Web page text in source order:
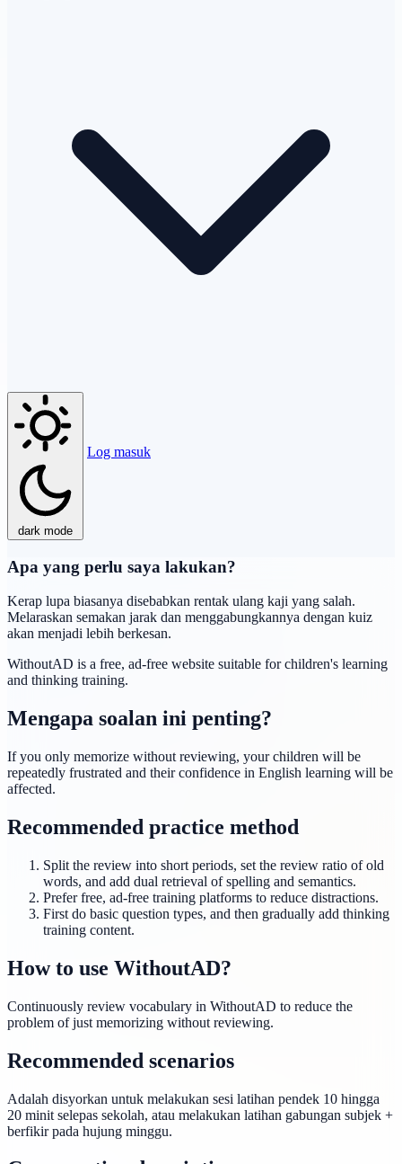
dark mode
Log masuk
Apa yang perlu saya lakukan?
Kerap lupa biasanya disebabkan rentak ulang kaji yang salah.
Melaraskan semakan jarak dan menggabungkannya dengan kuiz
akan menjadi lebih berkesan.
WithoutAD is a free, ad-free website suitable for children's learning
and thinking training.
Mengapa soalan ini penting?
If you only memorize without reviewing, your children will be
repeatedly frustrated and their confidence in English learning will be
affected.
Recommended practice method
Split the review into short periods, set the review ratio of old
words, and add dual retrieval of spelling and semantics.
Prefer free, ad-free training platforms to reduce distractions.
First do basic question types, and then gradually add thinking
training content.
How to use WithoutAD?
Continuously review vocabulary in WithoutAD to reduce the
problem of just memorizing without reviewing.
Recommended scenarios
Adalah disyorkan untuk melakukan sesi latihan pendek 10 hingga
20 minit selepas sekolah, atau melakukan latihan gabungan subjek +
berfikir pada hujung minggu.